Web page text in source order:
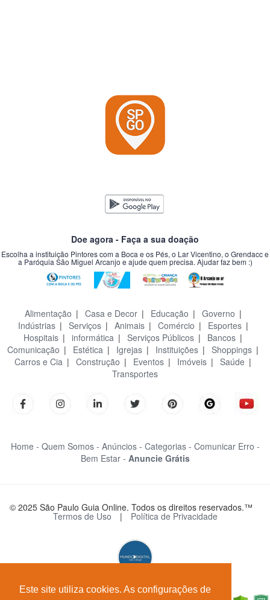
Este site utiliza cookies. As configurações de
Doe agora - Faça a sua doação
Escolha a instituição Pintores com a Boca e os Pés, o Lar Vicentino, o Grendacc e
a Paróquia São Miguel Arcanjo e ajude quem precisa. Ajudar faz bem :)
Alimentação | Casa e Decor| Educação | Governo |
Indústrias| Serviços| Animais| Comércio | Esportes|
Hospitais | informática | Serviços Públicos | Bancos |
Comunicação | Estética | Igrejas | Instituições | Shoppings |
Carros e Cia | Construção | Eventos | Imóveis | Saúde |
Transportes
Home - Quem Somos - Anúncios - Categorias - Comunicar Erro -
Bem Estar - Anuncie Grátis
© 2025 São Paulo Guia Online. Todos os direitos reservados.™
Termos de Uso | Política de Privacidade